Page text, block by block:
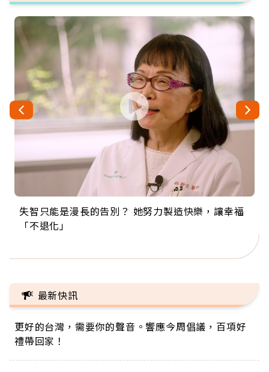
失智只能是漫長的告別？ 她努力製造快樂，讓幸福
「不退化」
來自剛果的巧克力神父 為台灣奉獻36年 「台灣是我
的家，我連作夢都講台語！」
63歲卸矽谷副總、搬回台灣找快樂！「蛋黃哥小
丑」走進安養院，逗樂上萬爺奶：退休後才開始真
104歲打破金氏世界紀錄 成為全球最年長羽球選
手，分享長壽的秘密原來是「這個」
事業巔峰他選擇追夢…黑手阿伯拉小提琴還登上小
巨蛋！連CNN都大讚！
最新快訊
更好的台灣，需要你的聲音。響應今周倡議，百項好
禮帶回家！